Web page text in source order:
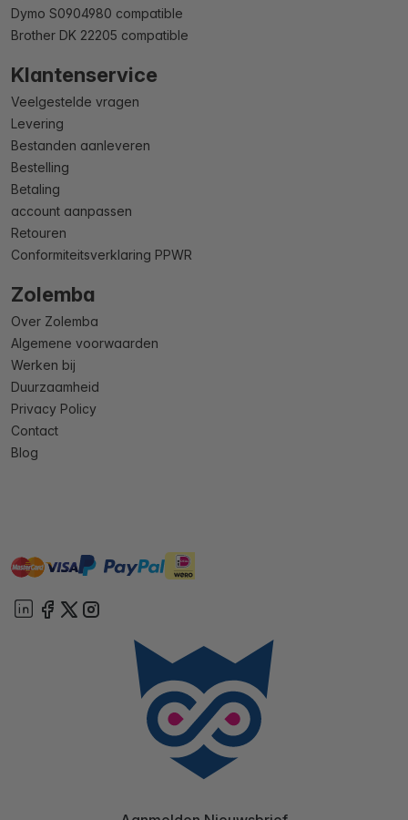
Dymo S0904980 compatible
Brother DK 22205 compatible
Klantenservice
Veelgestelde vragen
Levering
Bestanden aanleveren
Bestelling
Betaling
account aanpassen
Retouren
Conformiteitsverklaring PPWR
Zolemba
Over Zolemba
Algemene voorwaarden
Werken bij
Duurzaamheid
Privacy Policy
Contact
Blog
mastervisa paypal ideal